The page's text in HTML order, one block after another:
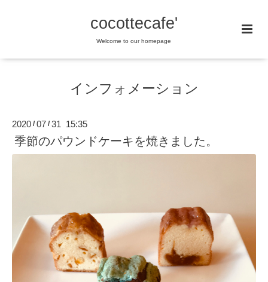
cocottecafe'
Welcome to our homepage
インフォメーション
2020 /07 /31 15:35
季節のパウンドケーキを焼きました。